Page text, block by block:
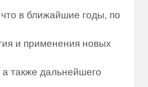
в ближайшие годы, по
и применения новых
а также дальнейшего